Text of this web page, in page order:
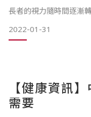
座椅闊度：臀部兩側應
部寬 2 到 4 厘米。一般
長者的視力隨時間逐漸轉
✅可幫助長者改善視力
🔆，會讓你更容易看清
2022-01-31
【健康資訊
需要